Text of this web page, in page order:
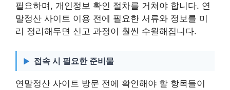
필요하며, 개인정보 확인 절차를 거쳐야 합니다. 연
말정산 사이트 이용 전에 필요한 서류와 정보를 미
리 정리해두면 신고 과정이 훨씬 수월해집니다.
접속 시 필요한 준비물
연말정산 사이트 방문 전에 확인해야 할 항목들이